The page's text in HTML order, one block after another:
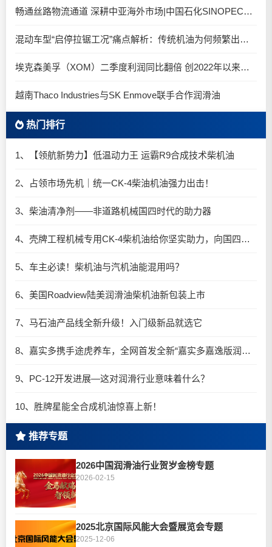
畅通丝路物流通道 深耕中亚海外市场|中国石化SINOPEC润滑油北京-阿拉木图图定班列顺利抵达
混动车型“启停拉锯工况”痛点解析：传统机油为何频繁出现油泥堆积？
埃克森美孚（XOM）二季度利润同比翻倍 创2022年以来新高
越南Thaco Industries与SK Enmove联手合作润滑油
热门排行
1、【领航新势力】低温动力王 运霸R9合成技术柴机油
2、占领市场先机｜统一CK-4柴油机油强力出击！
3、柴油清净剂——非道路机械国四时代的助力器
4、壳牌工程机械专用CK-4柴机油给你坚实助力，向国四时代迈进！
5、车主必读！柴机油与汽机油能混用吗？
6、美国Roadview陆美润滑油柴机油新包装上市
7、马石油产品线全新升级！入门级新品就选它
8、嘉实多携手途虎养车，全网首发全新“嘉实多嘉逸版润滑油”
9、PC-12开发进展—这对润滑行业意味着什么？
10、胜牌星能全合成机油惊喜上新！
推荐专题
2026中国润滑油行业贺岁金榜专题
2026-02-15
2025北京国际风能大会暨展览会专题
2025-12-06